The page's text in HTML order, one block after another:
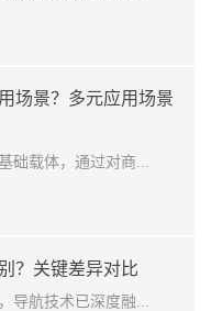
场景？多元应用场景
础载体，通过对商...
？关键差异对比
导航技术已深度融...